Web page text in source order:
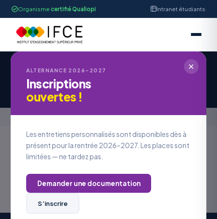
Organisme certifié Qualiopi Intranet étudiants
✕
ALTERNANCE 2026–2027
Inscriptions
ouvertes !
Les entretiens personnalisés sont disponibles dès à
présent pour la rentrée 2026–2027. Les places sont
limitées — ne tardez pas.
Demander une documentation
S’inscrire
IFCE STRASBOURG
Erreur 404 - Page introuvable
Accueil › Offres en alternance › Erreur 404 - Page introuvable
Erreur 404
La page que vous avez demandée n'existe pas ou a
été supprimée.
webmaster@ifce-formation.com